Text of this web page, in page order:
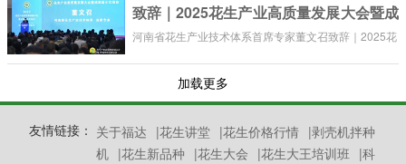
致辞｜2025花生产业高质量发展大会暨成
果展示交易会
河南省花生产业技术体系首席专家董文召致辞｜2025花
加载更多
友情链接： 关于福达 |花生讲堂 |花生价格行情 |剥壳机拌种
机 |花生新品种 |花生大会 |花生大王培训班 |科